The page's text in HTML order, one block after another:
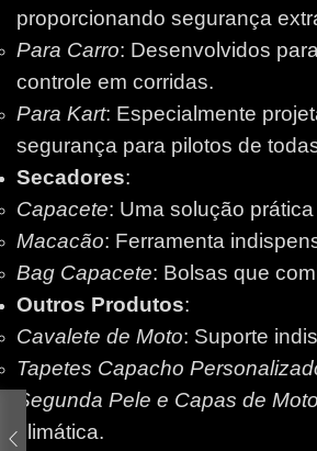
proporcionando segurança
Para Carro: Desenvolvidos
controle em corridas.
Para Kart: Especialmente
segurança para pilotos de
Secadores:
Capacete: Uma solução
Macacão: Ferramenta
Bag Capacete: Bolsas que
Outros Produtos:
Cavalete de Moto: Suporte
Tapetes Capacho
Segunda Pele e Capas de Moto
climática.